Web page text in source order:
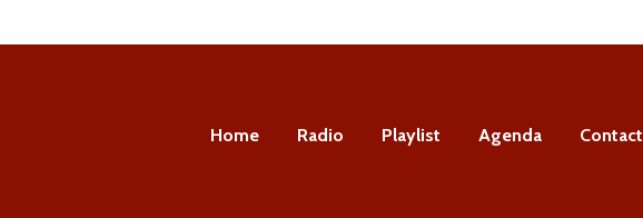
Home Radio Playlist Agenda Contact